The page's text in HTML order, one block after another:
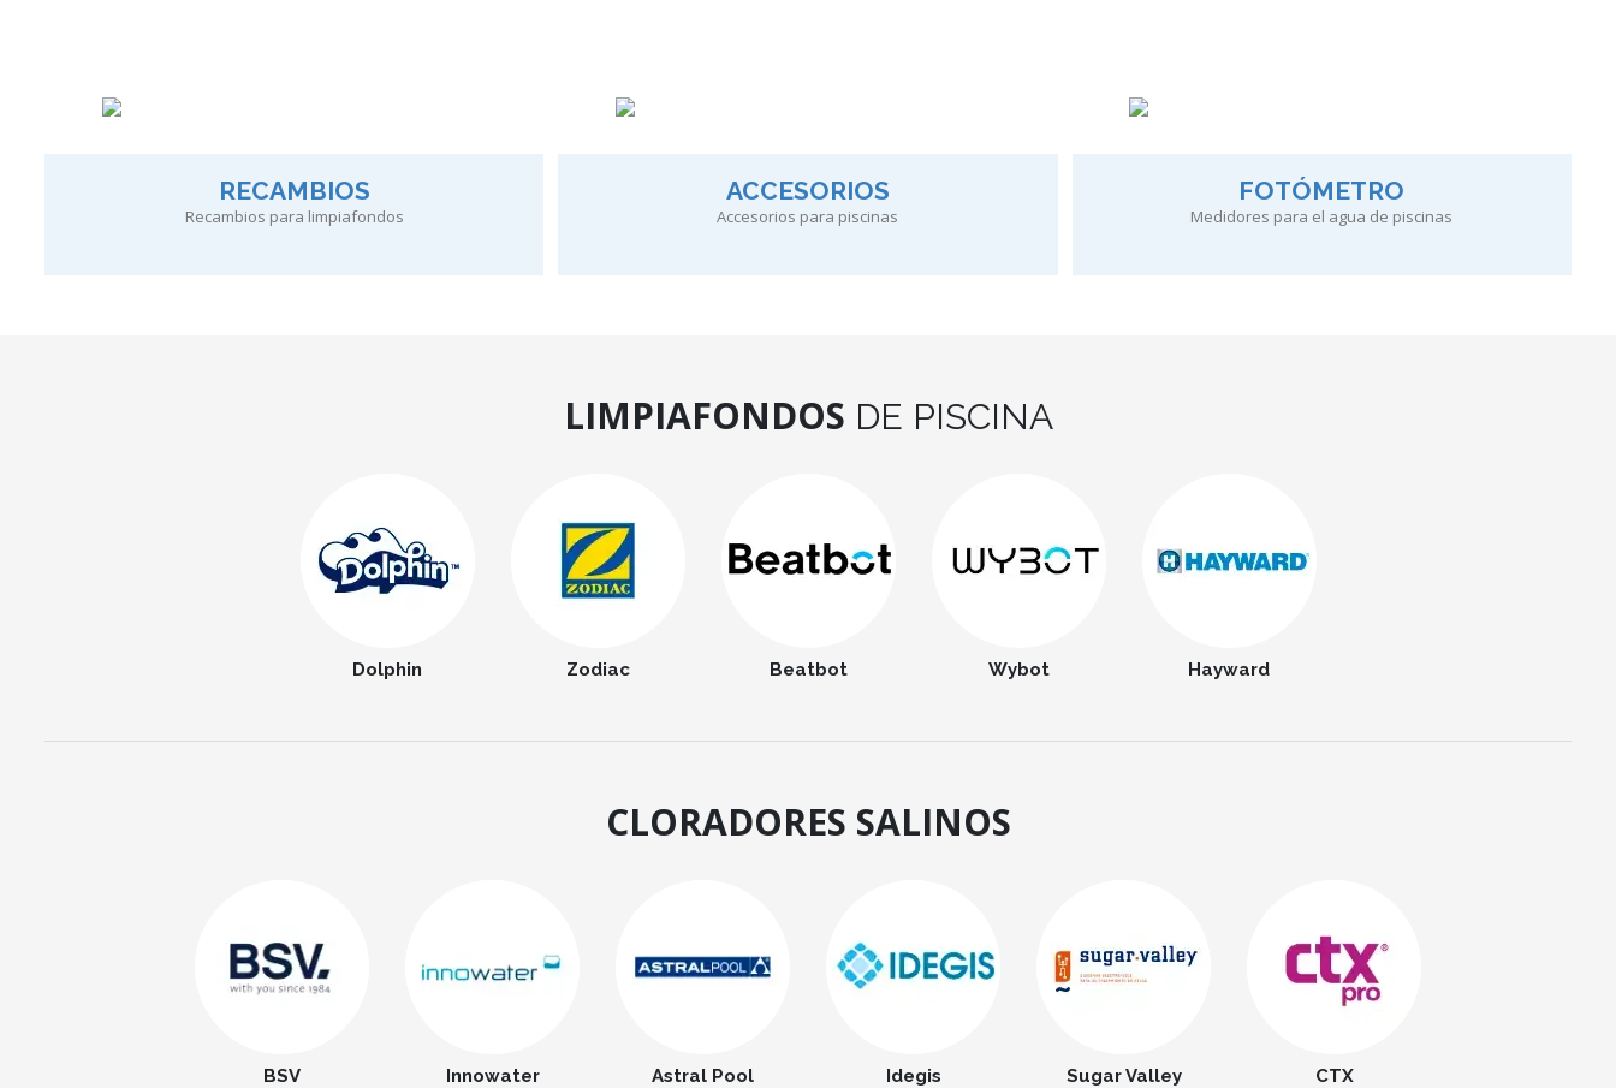
RECAMBIOS
Recambios para limpiafondos
ACCESORIOS
Accesorios para piscinas
FOTÓMETRO
Medidores para el agua de piscinas
LIMPIAFONDOS DE PISCINA
Dolphin Zodiac Beatbot Wybot Hayward
CLORADORES SALINOS
BSV Innowater Astral Pool Idegis Sugar Valley CTX